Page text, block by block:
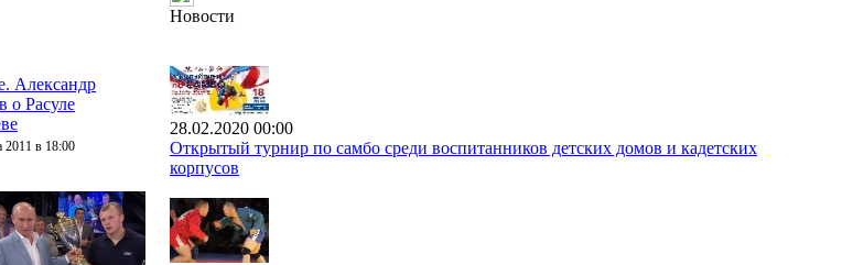
Александр
о Расуле
2011 в 18:00
Новости
28.02.2020 00:00
Открытый турнир по самбо среди воспитанников детских домов и кадетских
корпусов